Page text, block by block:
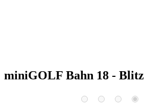
miniGOLF Bahn 18 - Blitz